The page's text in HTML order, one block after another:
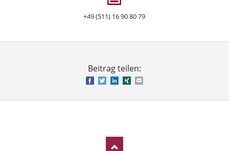
+49 (511) 16 90 80 79
Beitrag teilen:
FacebookTwitterLinkedIn
Xing